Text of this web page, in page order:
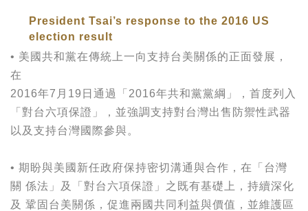
President Tsai’s response to the 2016 US
election result
• 美國共和黨在傳統上一向支持台美關係的正面發展，
在
2016年7月19日通過「2016年共和黨黨綱」，首度列入
「對台六項保證」，並強調支持對台灣出售防禦性武器
以及支持台灣國際參與。
• 期盼與美國新任政府保持密切溝通與合作，在「台灣
關 係法」及「對台六項保證」之既有基礎上，持續深化
及 鞏固台美關係，促進兩國共同利益與價值，並維護區